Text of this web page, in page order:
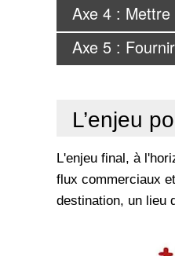
Axe 4 :
Axe 5 :
L’enjeu
L'enjeu final, à
flux commerciaux
destination, un lieu